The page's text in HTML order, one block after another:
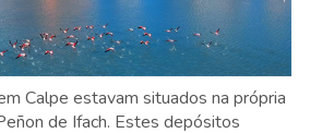
Calpe estavam situados na própria
de Ifach. Estes depósitos